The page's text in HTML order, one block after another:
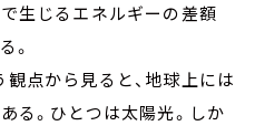
生じるエネルギーの差額
。
点から見ると、地球上には
る。ひとつは太陽光。しか